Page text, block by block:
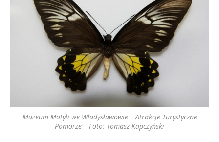
Muzeum Motyli we Władysławowie – Atrakcje Turystyczne
Pomorze – Foto: Tomasz Kapczyński